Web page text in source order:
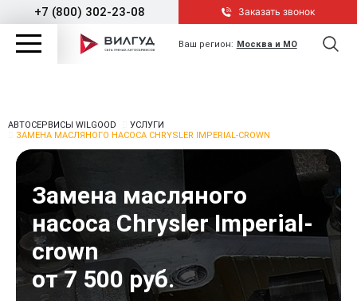
+7 (800) 302-23-08 Заказать звонок
Ваш регион: Москва и МО
АВТОСЕРВИСЫ WILGOOD
УСЛУГИ
ЗАМЕНА МАСЛЯНОГО НАСОСА CHRYSLER IMPERIAL-CROWN
Замена масляного
насоса Chrysler Imperial-
crown
от 7 500 руб.